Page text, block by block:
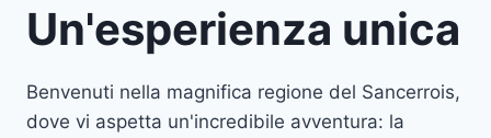
Un'esperienza unica
Benvenuti nella magnifica regione del Sancerrois,
dove vi aspetta un'incredibile avventura: la